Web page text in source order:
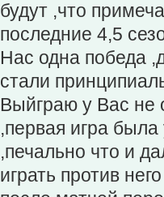
будут ,что
последние 4,5
Нас одна победа
стали
Выйграю у Вас не
,первая игра
,печально что и
играть против